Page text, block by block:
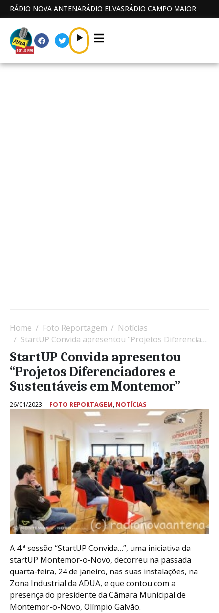
RÁDIO NOVA ANTENARÁDIO ELVASRÁDIO CAMPO MAIOR
Home Foto Reportagem
Notícias
StartUP Convida apresentou “Projetos Diferenciadores e Sustentáveis em Montemor”
StartUP Convida apresentou
“Projetos Diferenciadores e
Sustentáveis em Montemor”
26/01/2023 FOTO REPORTAGEM, NOTÍCIAS
A 4.ª sessão “StartUP Convida…”, uma iniciativa da
startUP Montemor-o-Novo, decorreu na passada
quarta-feira, 24 de janeiro, nas suas instalações, na
Zona Industrial da ADUA, e que contou com a
presença do presidente da Câmara Municipal de
Montemor-o-Novo, Olímpio Galvão.